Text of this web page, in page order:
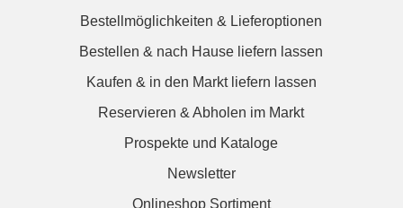
Bestellmöglichkeiten & Lieferoptionen
Bestellen & nach Hause liefern lassen
Kaufen & in den Markt liefern lassen
Reservieren & Abholen im Markt
Prospekte und Kataloge
Newsletter
Onlineshop Sortiment